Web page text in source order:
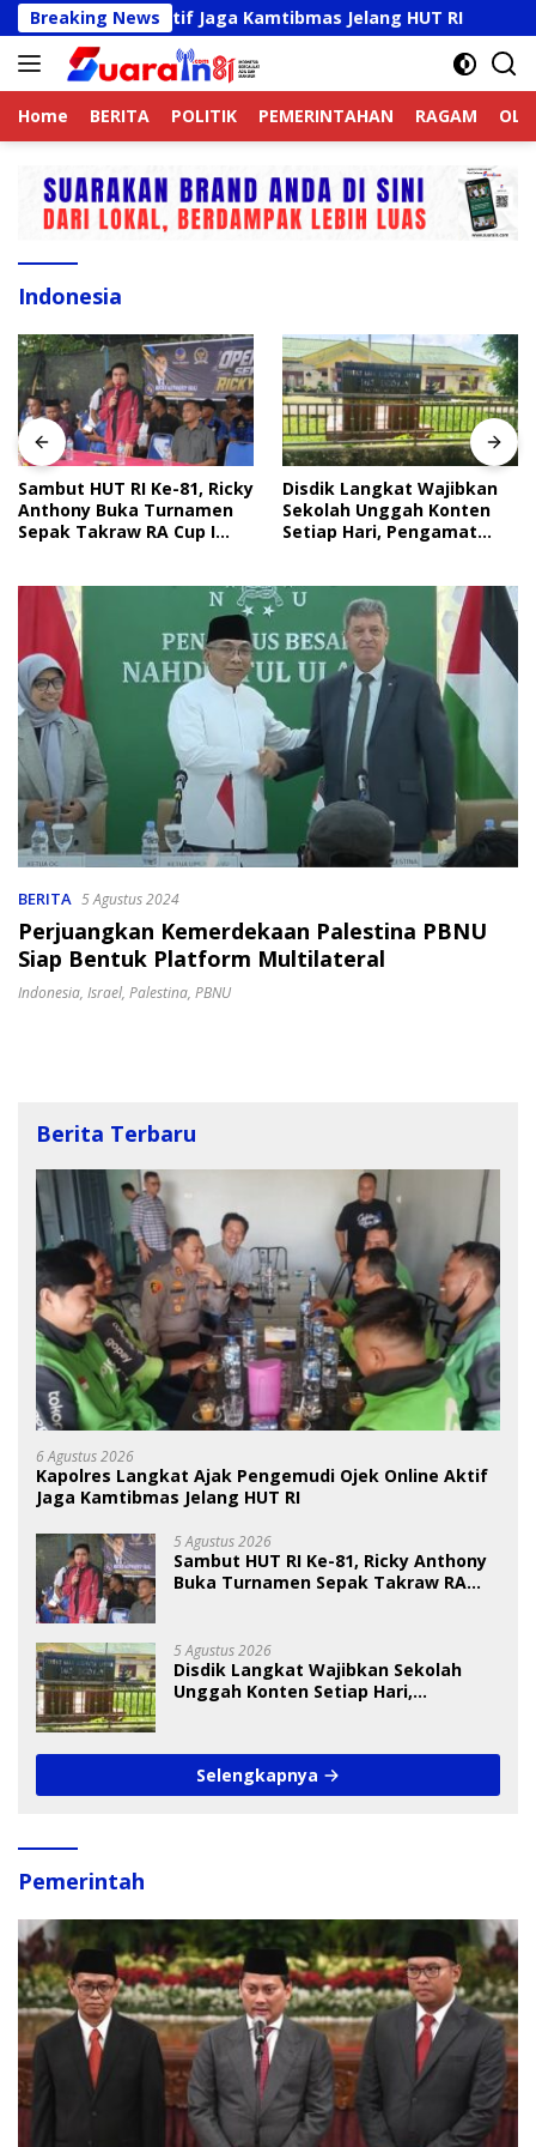
Langsung
ke
konten
Breaking News
Online Aktif Jaga Kamtibmas Jelang HUT RI
Home BERITA POLITIK PEMERINTAHAN RAGAM
Indonesia
Sambut HUT RI Ke-81, Ricky
Anthony Buka Turnamen
Sepak Takraw RA Cup I
Disdik Langkat Wajibkan
Sekolah Unggah Konten
Setiap Hari, Pengamat
BERITA 5 Agustus 2024
Perjuangkan Kemerdekaan Palestina PBNU
Siap Bentuk Platform Multilateral
Indonesia, Israel, Palestina, PBNU
Berita Terbaru
6 Agustus 2026
Kapolres Langkat Ajak Pengemudi Ojek Online Aktif
Jaga Kamtibmas Jelang HUT RI
5 Agustus 2026
Sambut HUT RI Ke-81, Ricky Anthony
Buka Turnamen Sepak Takraw RA
5 Agustus 2026
Disdik Langkat Wajibkan Sekolah
Unggah Konten Setiap Hari,
Selengkapnya
Pemerintah